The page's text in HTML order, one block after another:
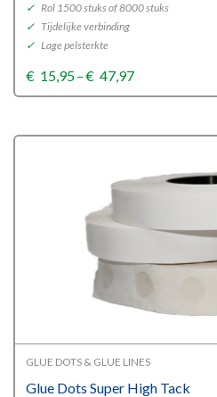
✓ Rol 1500 stuks of 8000 stuks
✓ Tijdelijke verbinding
✓ Lage pelsterkte
€ 15,95–€ 47,97Price
range:
GLUE DOTS & GLUE LINES
Glue Dots Super High Tack